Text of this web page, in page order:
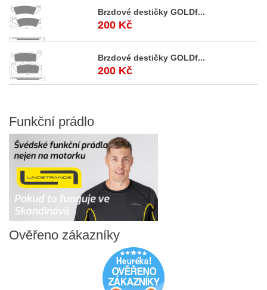
Brzdové destičky GOLDf...
200 Kč
Brzdové destičky GOLDf...
200 Kč
Funkční prádlo
Ověřeno zákazníky